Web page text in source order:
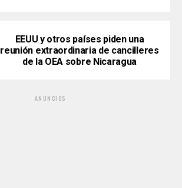
EEUU y otros países piden una
reunión extraordinaria de cancilleres
de la OEA sobre Nicaragua
ANUNCIOS